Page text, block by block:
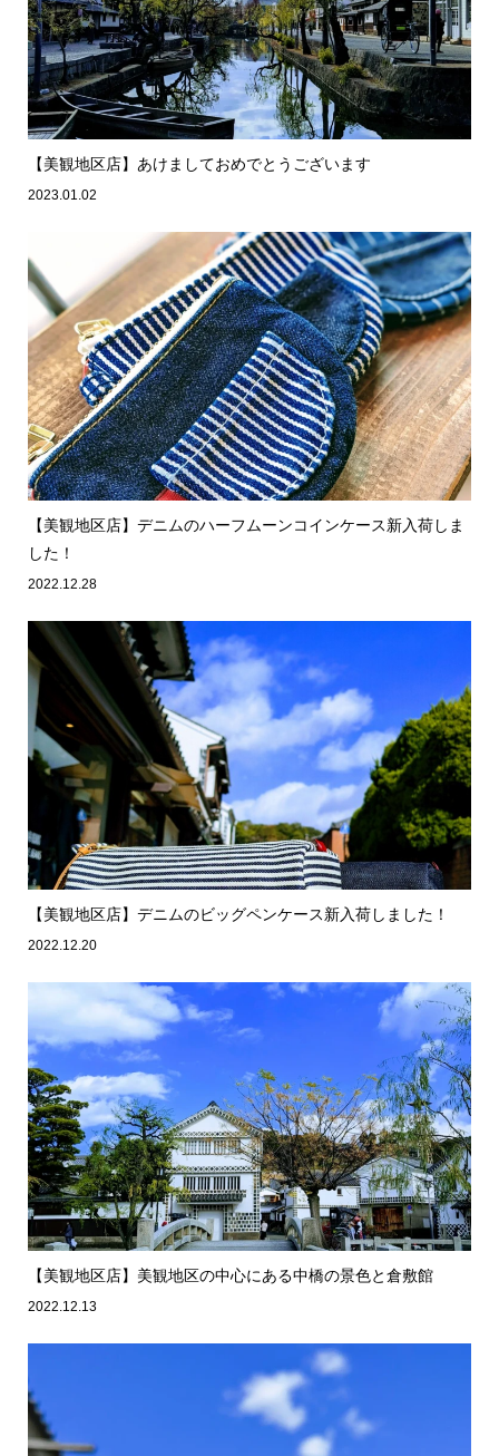
【美観地区店】あけましておめでとうございます
2023.01.02
【美観地区店】デニムのハーフムーンコインケース新入荷しま
した！
2022.12.28
【美観地区店】デニムのビッグペンケース新入荷しました！
2022.12.20
【美観地区店】美観地区の中心にある中橋の景色と倉敷館
2022.12.13